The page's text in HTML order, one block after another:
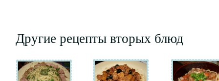
Другие рецепты вторых блюд